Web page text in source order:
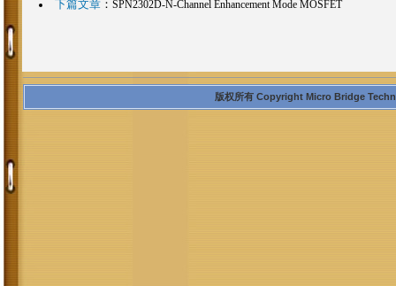
下篇文章： SPN2302D-N-Channel Enhancement Mode MOSFET
版权所有 Copyright Micro Bridge